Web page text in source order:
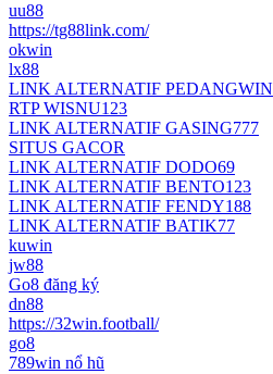
uu88
https://tg88link.com/
okwin
lx88
LINK ALTERNATIF PEDANGWIN
RTP WISNU123
LINK ALTERNATIF GASING777
SITUS GACOR
LINK ALTERNATIF DODO69
LINK ALTERNATIF BENTO123
LINK ALTERNATIF FENDY188
LINK ALTERNATIF BATIK77
kuwin
jw88
Go8 đăng ký
dn88
https://32win.football/
go8
789win nổ hũ